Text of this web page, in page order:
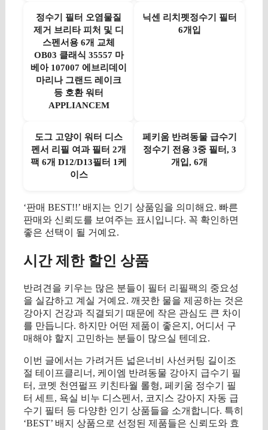
정수기 필터 오염물질
제거 브리타 피처 및 디
스펜서용 6개 교체
OB03 클래식 35557 마
베아 107007 에브리데이
마리나 그랜드 레이크
등 호환 워터
APPLIANCEM
닉센 리치펫정수기 필터
6개입
도그 고양이 워터 디스
펜서 리필 여과 필터 2개
팩 6개 D12/D13필터 1케
이스
페키움 반려동물 급수기
정수기 전용 3중 필터, 3
개입, 6개
‘판매 BEST!!’ 배지는 인기 상품임을 의미해요. 빠른
판매와 신뢰도를 보여주는 표시입니다. 꼭 확인하면
좋은 선택이 될 거예요.
시간 제한 할인 상품
반려견을 키우는 많은 분들이 필터 리필팩의 중요성
을 실감하고 계실 거예요. 깨끗한 물을 제공하는 것은
강아지 건강과 직결되기 때문에 작은 관심도 큰 차이
를 만듭니다. 하지만 어떤 제품이 좋은지, 어디서 구
매해야 할지 고민하는 분들이 많으실 텐데요.
이번 글에서는 가려거든 넓은너비 사선커팅 길이조
절 테이프클리너, 케이엠 반려동물 강아지 급수기 필
터, 코멧 천연펄프 키친타월 롤형, 페키움 정수기 필
터 세트, 욕실 비누 디스펜서, 코지스 강아지 자동 급
수기 필터 등 다양한 인기 상품들을 소개합니다. 특히
‘BEST’ 배지 상품으로 선정된 제품들은 신뢰도와 효